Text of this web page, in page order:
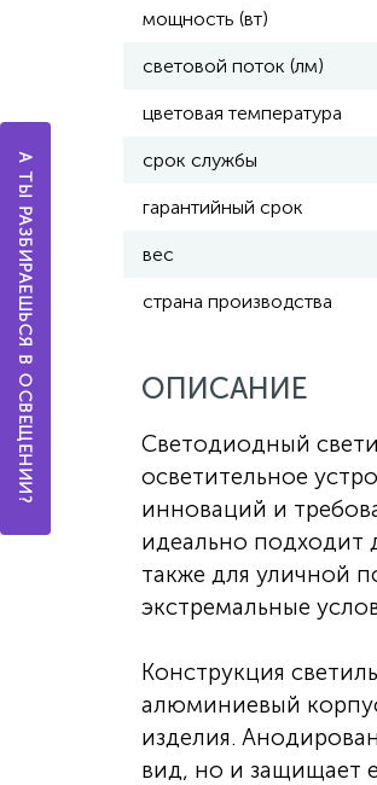
мощность (вт)
световой поток (лм)
цветовая температура
срок службы
гарантийный срок
вес
страна производства
ОПИСАНИЕ
Светодиодный
осветительное
инноваций и
идеально подходит
также для уличной
экстремальные
Конструкция
алюминиевый
изделия.
вид, но и защищает
А ТЫ РАЗБИРАЕШЬСЯ В ОСВЕЩЕНИИ?